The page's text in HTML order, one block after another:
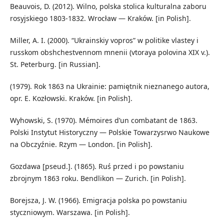
Beauvois, D. (2012). Wilno, polska stolica kulturalna zaboru
rosyjskiego 1803-1832. Wrocław — Kraków. [in Polish].
Miller, A. I. (2000). “Ukrainskiy vopros” w politike vlastey i
russkom obshchestvennom mnenii (vtoraya polovina XIX v.).
St. Peterburg. [in Russian].
(1979). Rok 1863 na Ukrainie: pamiętnik nieznanego autora,
opr. E. Kozłowski. Kraków. [in Polish].
Wyhowski, S. (1970). Mémoires d’un combatant de 1863.
Polski Instytut Historyczny — Polskie Towarzysrwo Naukowe
na Obczyźnie. Rzym — London. [in Polish].
Gozdawa [pseud.]. (1865). Ruś przed i po powstaniu
zbrojnym 1863 roku. Bendlikon — Zurich. [in Polish].
Borejsza, J. W. (1966). Emigracja polska po powstaniu
styczniowym. Warszawa. [in Polish].